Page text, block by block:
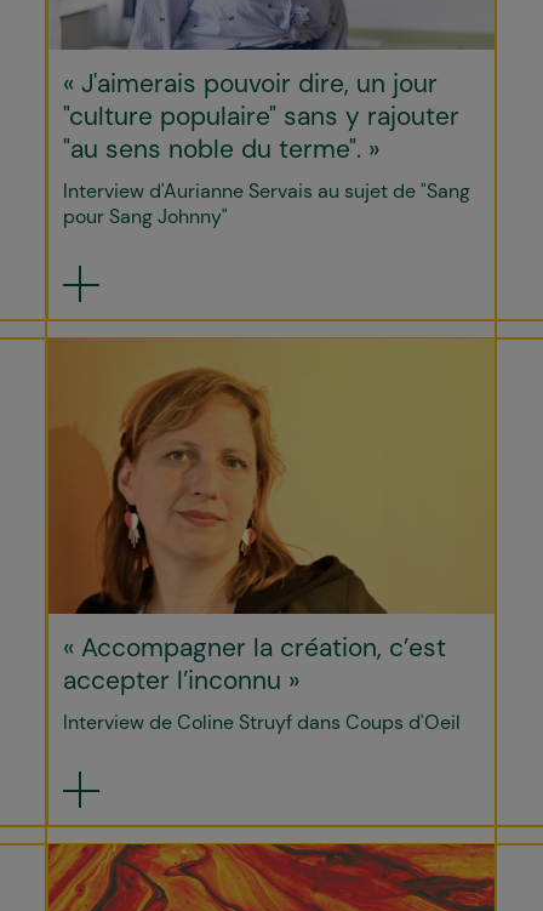
« J'aimerais pouvoir dire, un jour
"culture populaire" sans y rajouter
"au sens noble du terme". »
Interview d'Aurianne Servais au sujet de "Sang
pour Sang Johnny"
« Accompagner la création, c’est
accepter l’inconnu »
Interview de Coline Struyf dans Coups d'Oeil